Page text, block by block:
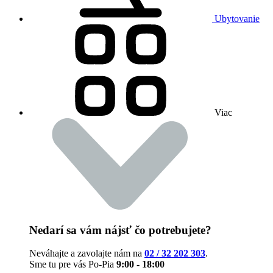
Ubytovanie
Viac
Nedarí sa vám nájsť čo potrebujete?
Neváhajte a zavolajte nám na 02 / 32 202 303.
Sme tu pre vás Po-Pia 9:00 - 18:00